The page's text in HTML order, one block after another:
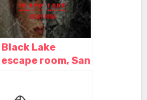
Black Lake
escape room, San